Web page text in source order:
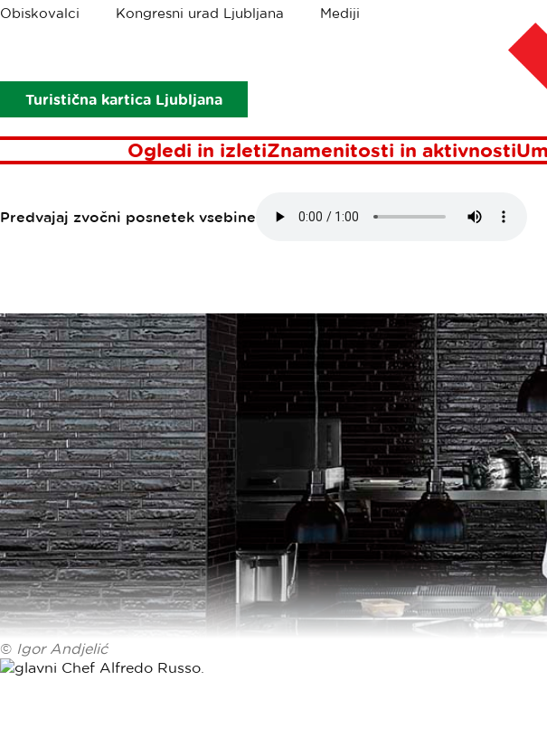
Obiskovalci Kongresni urad Ljubljana Mediji
Turistična kartica Ljubljana
Ogledi in izletiZnamenitosti in aktivnosti
Drobtinice
B-
Predvajaj zvočni posnetek vsebine
© Igor Andjelić